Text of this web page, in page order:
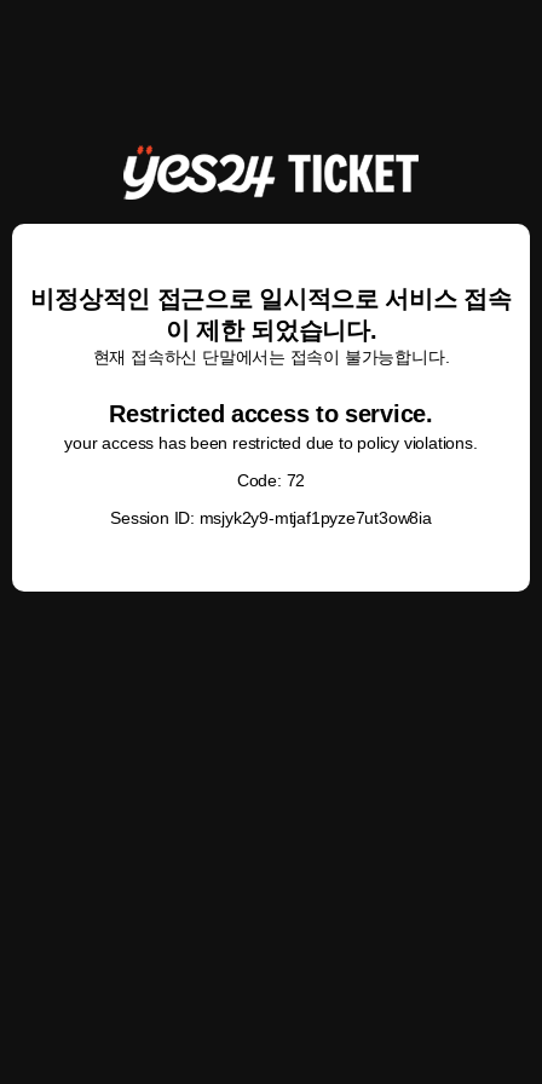
비정상적인 접근으로 일시적으로 서비스 접속
이 제한 되었습니다.
현재 접속하신 단말에서는 접속이 불가능합니다.
Restricted access to service.
your access has been restricted due to policy violations.
Code: 72
Session ID: msjyk2y9-mtjaf1pyze7ut3ow8ia